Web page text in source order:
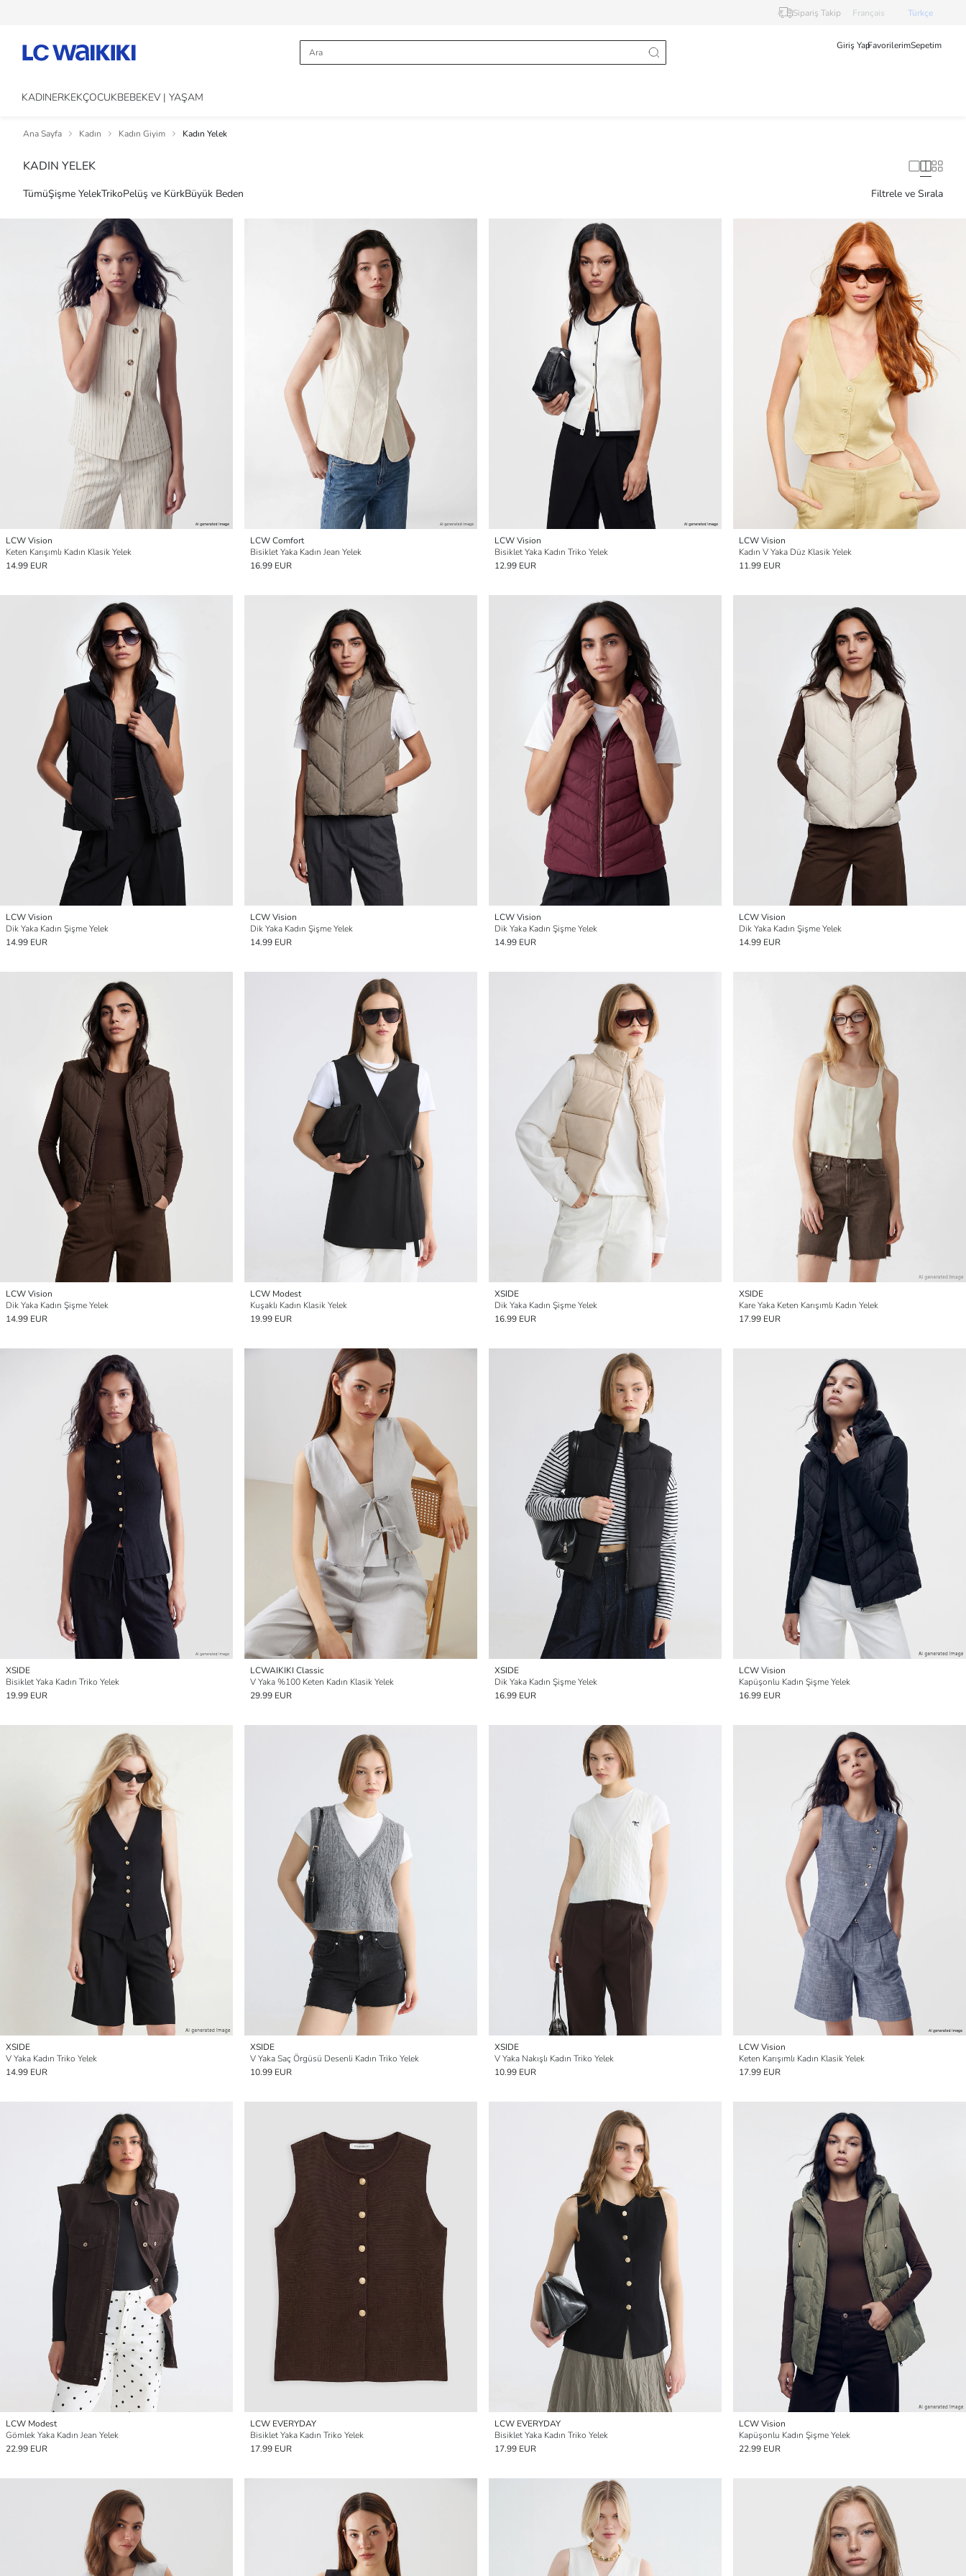
Sipariş Takip Français Türkçe
Giriş YapFavorilerimSepetim
KADINERKEKÇOCUKBEBEKEV | YAŞAM
Ana Sayfa Kadın Kadın Giyim Kadın Yelek
KADIN YELEK
TümüŞişme YelekTrikoPelüş ve KürkBüyük Beden Filtrele ve Sırala
LCW Vision
Keten Karışımlı Kadın Klasik Yelek
14.99 EUR
LCW Comfort
Bisiklet Yaka Kadın Jean Yelek
16.99 EUR
LCW Vision
Bisiklet Yaka Kadın Triko Yelek
12.99 EUR
LCW Vision
Kadın V Yaka Düz Klasik Yelek
11.99 EUR
LCW Vision
Dik Yaka Kadın Şişme Yelek
14.99 EUR
LCW Vision
Dik Yaka Kadın Şişme Yelek
14.99 EUR
LCW Vision
Dik Yaka Kadın Şişme Yelek
14.99 EUR
LCW Vision
Dik Yaka Kadın Şişme Yelek
14.99 EUR
LCW Vision
Dik Yaka Kadın Şişme Yelek
14.99 EUR
LCW Modest
Kuşaklı Kadın Klasik Yelek
19.99 EUR
XSIDE
Dik Yaka Kadın Şişme Yelek
16.99 EUR
XSIDE
Kare Yaka Keten Karışımlı Kadın Yelek
17.99 EUR
XSIDE
Bisiklet Yaka Kadın Triko Yelek
19.99 EUR
LCWAIKIKI Classic
V Yaka %100 Keten Kadın Klasik Yelek
29.99 EUR
XSIDE
Dik Yaka Kadın Şişme Yelek
16.99 EUR
LCW Vision
Kapüşonlu Kadın Şişme Yelek
16.99 EUR
XSIDE
V Yaka Kadın Triko Yelek
14.99 EUR
XSIDE
V Yaka Saç Örgüsü Desenli Kadın Triko Yelek
10.99 EUR
XSIDE
V Yaka Nakışlı Kadın Triko Yelek
10.99 EUR
LCW Vision
Keten Karışımlı Kadın Klasik Yelek
17.99 EUR
LCW Modest
Gömlek Yaka Kadın Jean Yelek
22.99 EUR
LCW EVERYDAY
Bisiklet Yaka Kadın Triko Yelek
17.99 EUR
LCW EVERYDAY
Bisiklet Yaka Kadın Triko Yelek
17.99 EUR
LCW Vision
Kapüşonlu Kadın Şişme Yelek
22.99 EUR